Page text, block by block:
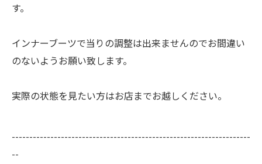
す。
インナーブーツで当りの調整は出来ませんのでお間違い
のないようお願い致します。
実際の状態を見たい方はお店までお越しください。
--------------------------------------------------------------------
--